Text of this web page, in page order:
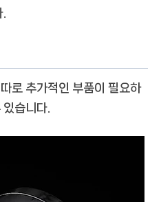
로 추가적인 부품이 필요하
습니다.